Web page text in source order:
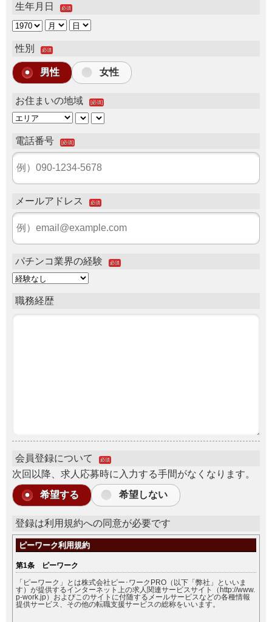
生年月日 必須
性別 必須
男性 女性
お住まいの地域 [必須]
電話番号 [必須]
メールアドレス 必須
パチンコ業界の経験 必須
職務経歴
会員登録について 必須
次回以降、求人応募時に入力する手間がなくなります。
希望する 希望しない
登録は利用規約への同意が必要です
ピーワーク利用規約
第1条 ピーワーク
「ピーワーク」とは株式会社ピー･ワークPRO（以下「弊社」といいま
す）が提供するインターネット上の求人関連サービスサイト（http://www.
p-work.jp）およびこのサイトに付随するメールサービスなどの各種情報
提供サービス、その他の転職支援サービスの総称をいいます。